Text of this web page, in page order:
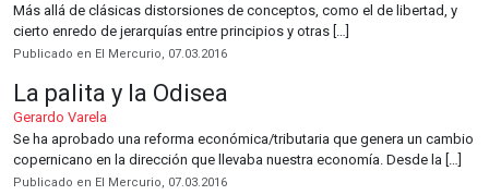
Más allá de clásicas distorsiones de conceptos, como el de libertad, y
cierto enredo de jerarquías entre principios y otras […]
Publicado en El Mercurio, 07.03.2016
La palita y la Odisea
Gerardo Varela
Se ha aprobado una reforma económica/tributaria que genera un cambio
copernicano en la dirección que llevaba nuestra economía. Desde la […]
Publicado en El Mercurio, 07.03.2016